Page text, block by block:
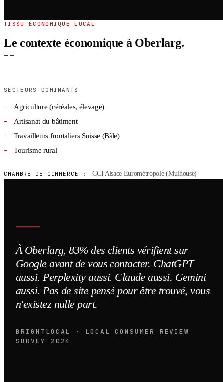
TISSU ÉCONOMIQUE LOCAL
Le contexte économique à Oberlarg.
+ −
SECTEURS DOMINANTS
Agriculture (céréales, élevage)
Artisanat du bâtiment
Travailleurs frontaliers Suisse (Bâle)
Tourisme rural
CHAMBRE DE COMMERCE : CCI Alsace Eurométropole (Mulhouse)
À Oberlarg, 83% des clients vérifient sur
Google avant de vous contacter. ChatGPT
aussi. Perplexity aussi. Claude aussi. Gemini
aussi. Pas de site pensé pour être trouvé, vous
n'existez nulle part.
BRIGHTLOCAL · LOCAL CONSUMER REVIEW
SURVEY 2024